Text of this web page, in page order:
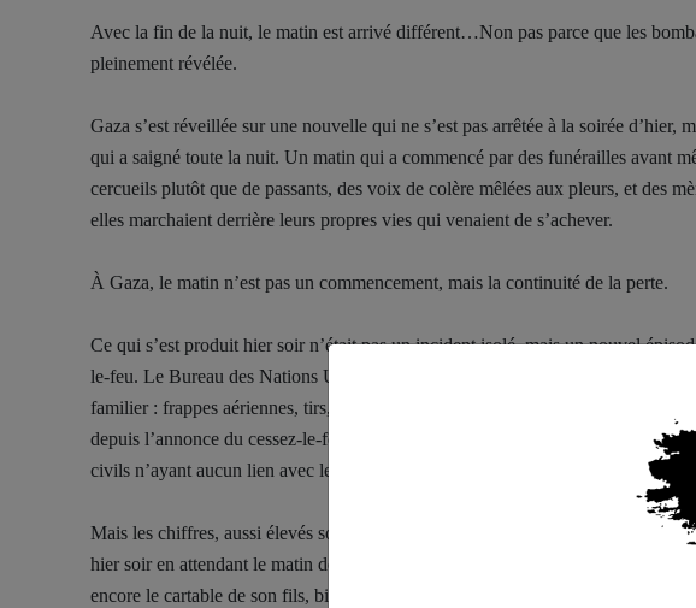
Avec la fin de la nuit, le matin est arrivé différent…Non pas parce que les
pleinement révélée.
Gaza s’est réveillée sur une nouvelle qui ne s’est pas arrêtée à la soirée d’hier,
qui a saigné toute la nuit. Un matin qui a commencé par des funérailles avant
cercueils plutôt que de passants, des voix de colère mêlées aux pleurs, et des
elles marchaient derrière leurs propres vies qui venaient de s’achever.
À Gaza, le matin n’est pas un commencement, mais la continuité de la perte.
Ce qui s’est produit hier soir n’était pas un incident isolé, mais un nouvel
le-feu. Le Bureau des Nations Unies pour la coordination des affaires
familier : frappes aériennes, tirs, victimes civiles, même durant les périodes
depuis l’annonce du cessez-le-feu, ont coûté la vie à des dizaines de
civils n’ayant aucun lien avec les combats, si ce n’est le fait de vivre au
Mais les chiffres, aussi élevés soient-ils, ne peuvent décrire ce que les gens
hier soir en attendant le matin de l’école, pour se réveiller aujourd’hui dans une
encore le cartable de son fils, bien qu’il ne reviendra plus. Un chiffre ne dit pas